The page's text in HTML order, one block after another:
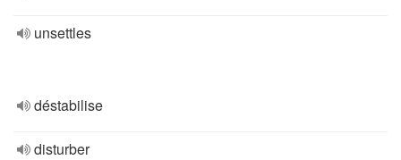
unsettles
déstabilise
disturber